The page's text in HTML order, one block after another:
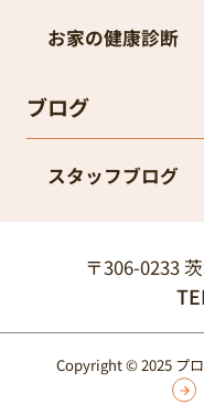
〒306-0233
Copyright © 2025 プ